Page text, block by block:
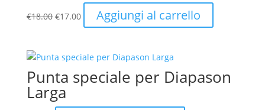
€18.00 Il
€17.00Il
prezzo
è:
Aggiungi al carrello
Punta speciale per Diapason
Larga